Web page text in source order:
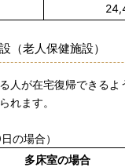
（老人保健施設）
人が在宅復帰できるよ
れます。
の場合）
多床室の場合